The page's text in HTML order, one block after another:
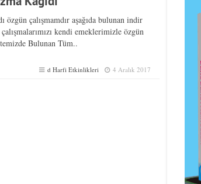
özgün çalışmamdır aşağıda bulunan indir
kendi emeklerimizle özgün
Bulunan Tüm..
d Harfi Etkinlikleri 4 Aralık 2017